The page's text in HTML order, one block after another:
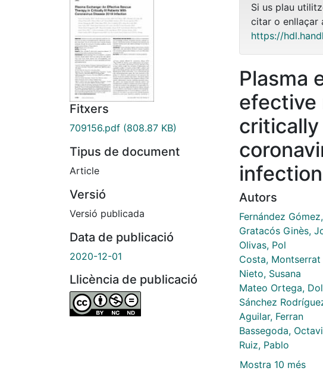
Fitxers
709156.pdf (808.87 KB)
Tipus de document
Article
Versió
Versió publicada
Data de publicació
2020-12-01
Llicència de publicació
Si us plau
citar o enllaçar
https://
Plasma
efective
infection
Autors
Fernández
Gratacós Ginès,
Olivas, Pol
Costa, Montserrat
Nieto, Susana
Mateo Ortega,
Sánchez
Aguilar, Ferran
Bassegoda, Octavi
Ruiz, Pablo
Mostra 10 més